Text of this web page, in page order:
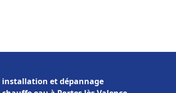
installation et dépannage